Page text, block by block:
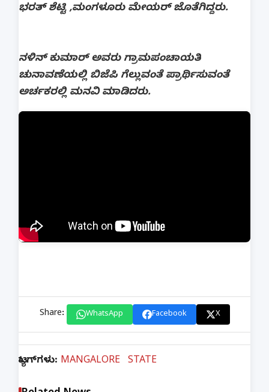
ಭರತ್ ಶೆಟ್ಟಿ ,ಮಂಗಳೂರು ಮೇಯರ್ ಜೊತೆಗಿದ್ದರು.
ನಳಿನ್ ಕುಮಾರ್ ಅವರು ಗ್ರಾಮಪಂಚಾಯತಿ
ಚುನಾವಣೆಯಲ್ಲಿ ಬಿಜೆಪಿ ಗೆಲ್ಲುವಂತೆ ಪ್ರಾರ್ಥಿಸುವಂತೆ
ಅರ್ಚಕರಲ್ಲಿ ಮನವಿ ಮಾಡಿದರು.
Share: WhatsApp Facebook X
ಟ್ಯಾಗ್‌ಗಳು: MANGALORE STATE